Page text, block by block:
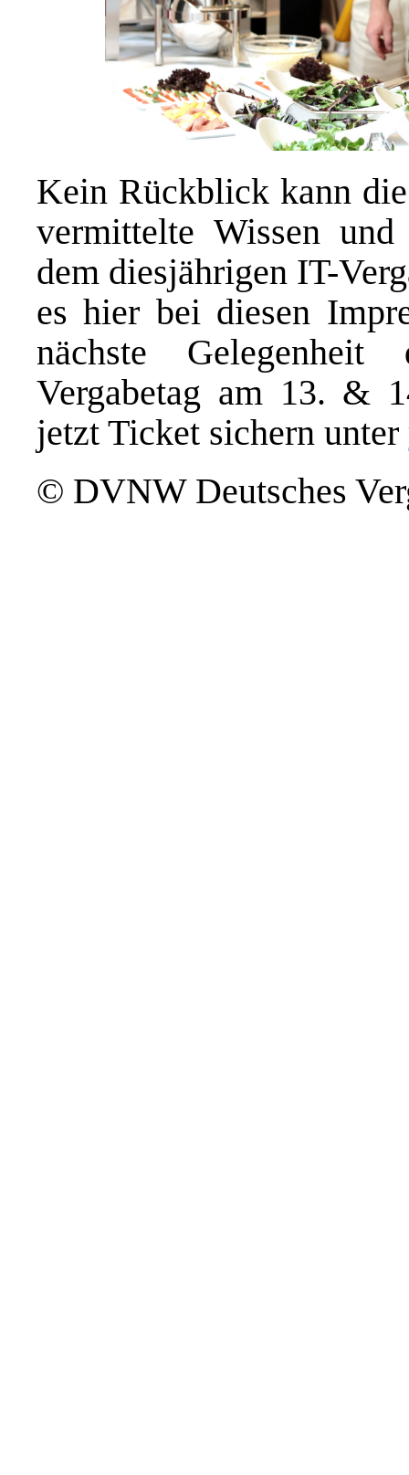
Kein Rückblick kann
vermittelte Wissen und
dem diesjährigen IT-
es hier bei diesen
nächste
Vergabetag am 13. &
jetzt Ticket sichern unter